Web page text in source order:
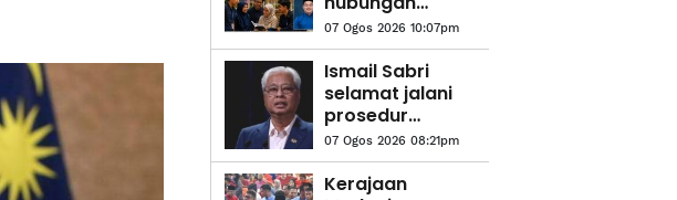
dengan
Putrajaya
07 Ogos 2026 10:07pm
Ismail Sabri
selamat jalani
prosedur
pasang alat
perentak
jantung
07 Ogos 2026 08:21pm
Kerajaan